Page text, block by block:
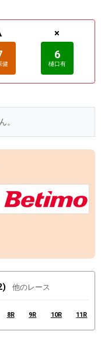
健
×
6
樋口有
。
他のレース
8R 9R 10R 11R